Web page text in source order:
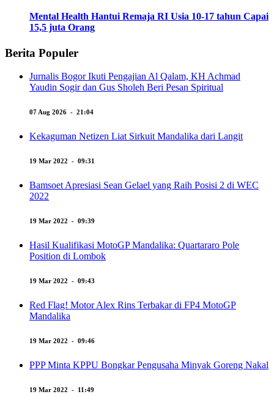
Mental Health Hantui Remaja RI Usia 10-17 tahun Capai
15,5 juta Orang
Berita Populer
Jurnalis Bogor Ikuti Pengajian Al Qalam, KH Achmad
Yaudin Sogir dan Gus Sholeh Beri Pesan Spiritual
07 Aug 2026 - 21:04
Kekaguman Netizen Liat Sirkuit Mandalika dari Langit
19 Mar 2022 - 09:31
Bamsoet Apresiasi Sean Gelael yang Raih Posisi 2 di WEC
2022
19 Mar 2022 - 09:39
Hasil Kualifikasi MotoGP Mandalika: Quartararo Pole
Position di Lombok
19 Mar 2022 - 09:43
Red Flag! Motor Alex Rins Terbakar di FP4 MotoGP
Mandalika
19 Mar 2022 - 09:46
PPP Minta KPPU Bongkar Pengusaha Minyak Goreng Nakal
19 Mar 2022 - 11:49